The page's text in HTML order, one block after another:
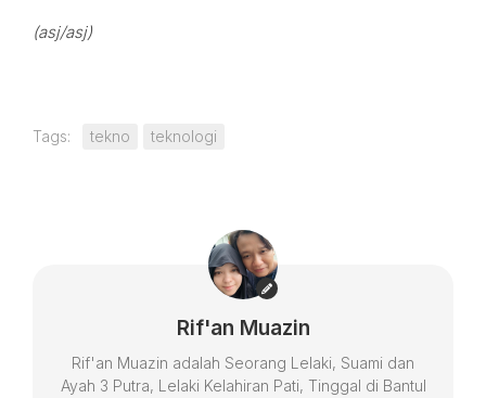
(asj/asj)
Tags: tekno teknologi
Rif'an Muazin
Rif'an Muazin adalah Seorang Lelaki, Suami dan
Ayah 3 Putra, Lelaki Kelahiran Pati, Tinggal di Bantul